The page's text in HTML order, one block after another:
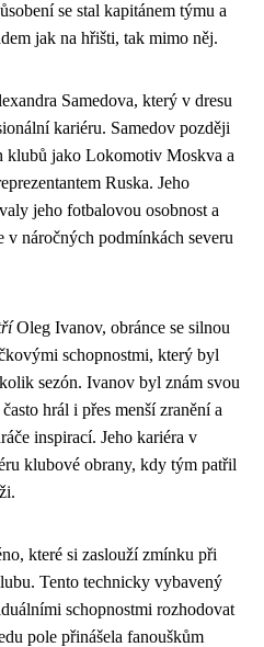
se stal kapitánem týmu a
jak na hřišti, tak mimo něj.
Samedova, který v dresu
kariéru. Samedov později
klubů jako Lokomotiv Moskva a
Ruska. Jeho
jeho fotbalovou osobnost a
náročných podmínkách severu
Oleg Ivanov, obránce se silnou
schopnostmi, který byl
sezón. Ivanov byl znám svou
hrál i přes menší zranění a
inspirací. Jeho kariéra v
klubové obrany, kdy tým patřil
které si zaslouží zmínku při
Tento technicky vybavený
schopnostmi rozhodovat
pole přinášela fanouškům